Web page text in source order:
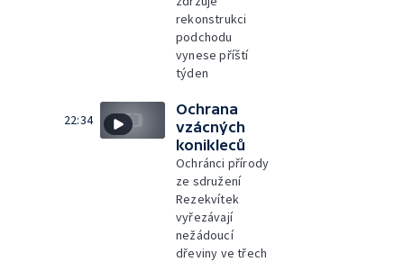
rekonstrukci
podchodu
vynese příští
týden
22:34
Ochrana
vzácných
konikleců
Ochránci přírody
ze sdružení
Rezekvítek
vyřezávají
nežádoucí
dřeviny ve třech